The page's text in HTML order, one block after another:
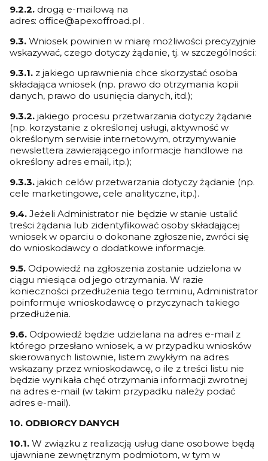
9.2.2. drogą e-mailową na
adres: office@apexoffroad.pl .
9.3. Wniosek powinien w miarę możliwości precyzyjnie
wskazywać, czego dotyczy żądanie, tj. w szczególności:
9.3.1. z jakiego uprawnienia chce skorzystać osoba
składająca wniosek (np. prawo do otrzymania kopii
danych, prawo do usunięcia danych, itd.);
9.3.2. jakiego procesu przetwarzania dotyczy żądanie
(np. korzystanie z określonej usługi, aktywność w
określonym serwisie internetowym, otrzymywanie
newslettera zawierającego informacje handlowe na
określony adres email, itp.);
9.3.3. jakich celów przetwarzania dotyczy żądanie (np.
cele marketingowe, cele analityczne, itp.).
9.4. Jeżeli Administrator nie będzie w stanie ustalić
treści żądania lub zidentyfikować osoby składającej
wniosek w oparciu o dokonane zgłoszenie, zwróci się
do wnioskodawcy o dodatkowe informacje.
9.5. Odpowiedź na zgłoszenia zostanie udzielona w
ciągu miesiąca od jego otrzymania. W razie
konieczności przedłużenia tego terminu, Administrator
poinformuje wnioskodawcę o przyczynach takiego
przedłużenia.
9.6. Odpowiedź będzie udzielana na adres e-mail z
którego przesłano wniosek, a w przypadku wniosków
skierowanych listownie, listem zwykłym na adres
wskazany przez wnioskodawcę, o ile z treści listu nie
będzie wynikała chęć otrzymania informacji zwrotnej
na adres e-mail (w takim przypadku należy podać
adres e-mail).
10. ODBIORCY DANYCH
10.1. W związku z realizacją usług dane osobowe będą
ujawniane zewnętrznym podmiotom, w tym w